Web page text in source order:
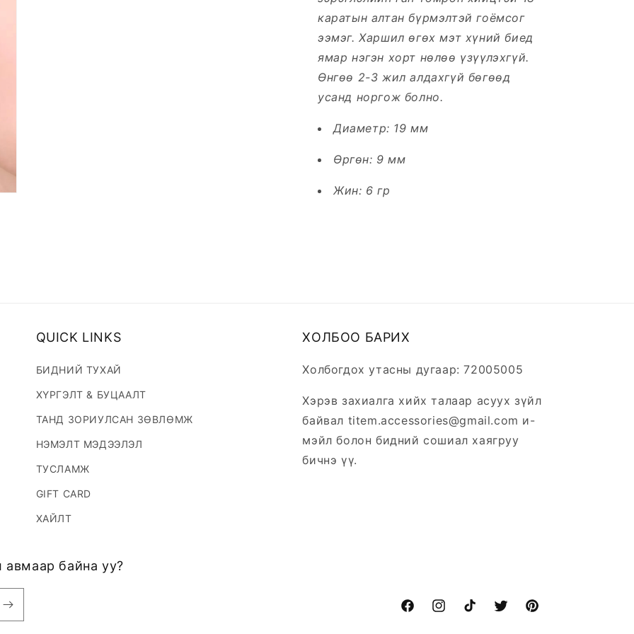
каратын алтан бүрмэлтэй гоёмсог
ээмэг. Харшил өгөх мэт хүний биед
ямар нэгэн хорт нөлөө үзүүлэхгүй.
Өнгөө 2-3 жил алдахгүй бөгөөд
усанд норгож болно.
Диаметр: 19 мм
Өргөн: 9 мм
Жин: 6 гр
QUICK LINKS
БИДНИЙ ТУХАЙ
ХҮРГЭЛТ & БУЦААЛТ
ТАНД ЗОРИУЛСАН ЗӨВЛӨМЖ
НЭМЭЛТ МЭДЭЭЛЭЛ
ТУСЛАМЖ
GIFT CARD
ХАЙЛТ
ХОЛБОО БАРИХ
Холбогдох утасны дугаар: 72005005
Хэрэв захиалга хийх талаар асуух зүйл
байвал titem.accessories@gmail.com и-
мэйл болон бидний сошиал хаягруу
бичнэ үү.
байна уу?
FacebookInstagramTikTok TwitterPinterest